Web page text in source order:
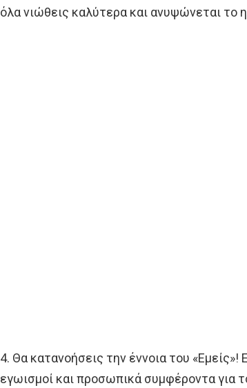
όλα νιώθεις καλύτερα και ανυψώνεται το
4. Θα κατανοήσεις την έννοια του «Εμείς»!
εγωισμοί και προσωπικά συμφέροντα για